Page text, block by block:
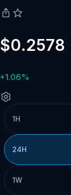
$0.2578
+1.06%
1H
24H
1W